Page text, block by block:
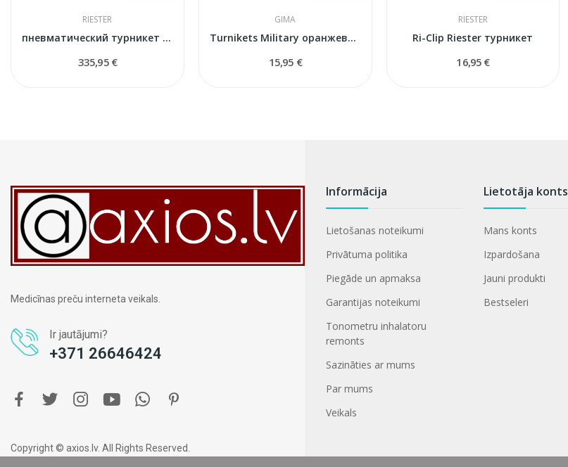
RIESTER
пневматический турникет RIESTER
335,95 €
GIMA
Turnikets Military оранжевый
15,95 €
RIESTER
Ri-Clip Riester турникет
16,95 €
Medicīnas preču interneta veikals.
Ir jautājumi?
+371 26646424
Informācija
Lietošanas noteikumi
Privātuma politika
Piegāde un apmaksa
Garantijas noteikumi
Tonometru inhalatoru
remonts
Sazināties ar mums
Par mums
Veikals
Lietotāja konts
Mans konts
Izpardošana
Jauni produkti
Bestseleri
Copyright © axios.lv. All Rights Reserved.